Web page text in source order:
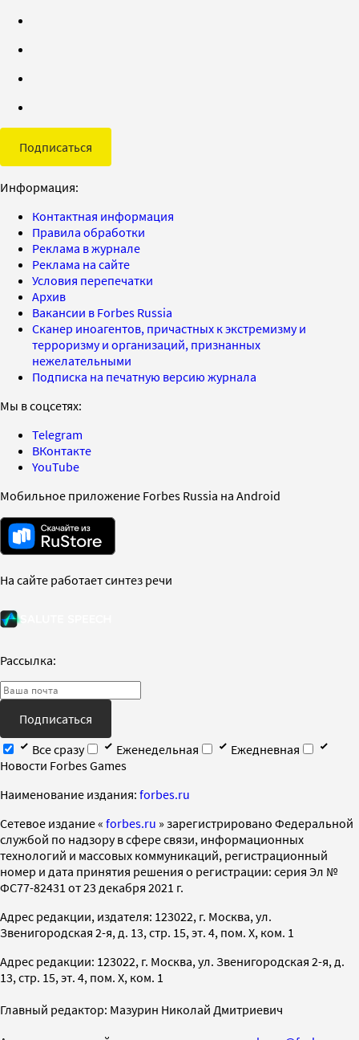
Подписаться
Информация:
Контактная информация
Правила обработки
Реклама в журнале
Реклама на сайте
Условия перепечатки
Архив
Вакансии в Forbes Russia
Сканер иноагентов, причастных к экстремизму и
терроризму и организаций, признанных
нежелательными
Подписка на печатную версию журнала
Мы в соцсетях:
Telegram
ВКонтакте
YouTube
Мобильное приложение Forbes Russia на Android
На сайте работает синтез речи
Рассылка:
Подписаться
Все сразу
Еженедельная
Ежедневная
Новости Forbes Games
Наименование издания: forbes.ru
Cетевое издание « forbes.ru » зарегистрировано Федеральной
службой по надзору в сфере связи, информационных
технологий и массовых коммуникаций, регистрационный
номер и дата принятия решения о регистрации: серия Эл №
ФС77-82431 от 23 декабря 2021 г.
Адрес редакции, издателя: 123022, г. Москва, ул.
Звенигородская 2-я, д. 13, стр. 15, эт. 4, пом. X, ком. 1
Адрес редакции: 123022, г. Москва, ул. Звенигородская 2-я, д.
13, стр. 15, эт. 4, пом. X, ком. 1
Главный редактор: Мазурин Николай Дмитриевич